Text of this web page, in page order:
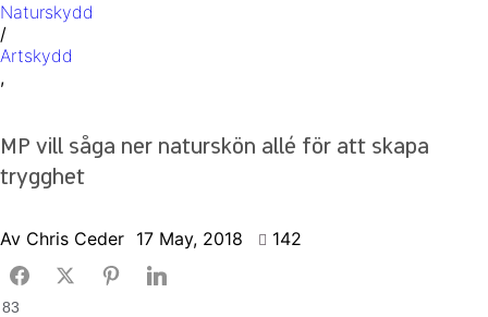
Naturskydd
/
Artskydd
,
MP vill såga ner naturskön allé för att skapa
trygghet
Av Chris Ceder 17 May, 2018 142
83